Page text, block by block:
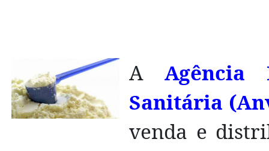
AAgência
Sanitária
venda e